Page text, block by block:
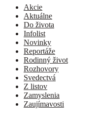
Akcie
Aktuálne
Do života
Infolist
Novinky
Reportáže
Rodinný život
Rozhovory
Svedectvá
Z listov
Zamyslenia
Zaujímavosti